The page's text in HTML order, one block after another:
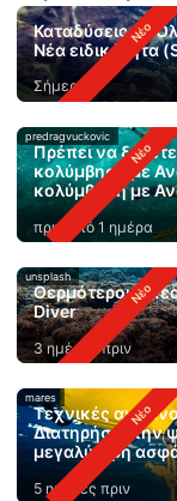
Καταδύσεις με
Νέα ειδικότητα
Σήμερα
predragvuckovic
Πρέπει να
κολύμβηση με
κολύμβηση με
πριν από 1 ημέρα
unsplash
Θερμότεροι
Diver
3 ημέρες πριν
mares
Τεχνικές
Διατηρήστε την
μεγαλύτερη
5 ημέρες πριν